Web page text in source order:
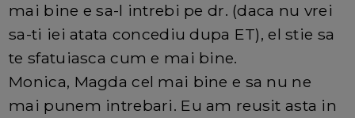
mai bine e sa-l intrebi pe dr. (daca nu vrei
sa-ti iei atata concediu dupa ET), el stie sa
te sfatuiasca cum e mai bine.
Monica, Magda cel mai bine e sa nu ne
mai punem intrebari. Eu am reusit asta in